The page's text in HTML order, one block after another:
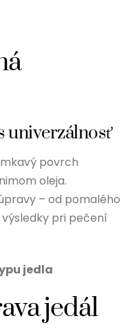
univerzálnosť
povrch
oleja.
– od pomalého
pri pečení
jedla
jedál